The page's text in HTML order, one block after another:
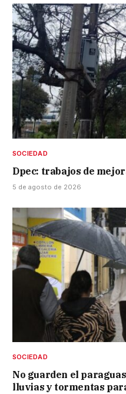
SOCIEDAD
Dpec: trabajos de
5 de agosto de 2026
SOCIEDAD
No guarden el
lluvias y tormentas